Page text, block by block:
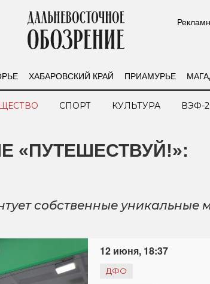
ХАБАРОВСКИЙ КРАЙ ПРИАМУРЬЕ
СПОРТ КУЛЬТУРА ВЭФ-
«ПУТЕШЕСТВУЙ!»:
собственные уникальные
12 июня, 18:37
ДФО